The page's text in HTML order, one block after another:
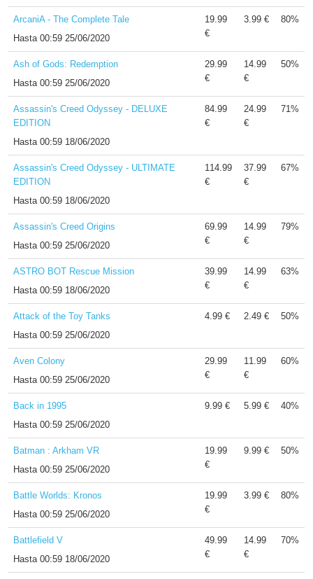
ArcaniA - The Complete Tale
Hasta00:59 25/06/2020
19.99
€
3.99 € 80%
Ash of Gods: Redemption
Hasta00:59 25/06/2020
29.99
€
14.99
€
50%
Assassin's Creed Odyssey - DELUXE
EDITION
Hasta00:59 18/06/2020
84.99
€
24.99
€
71%
Assassin's Creed Odyssey - ULTIMATE
EDITION
Hasta00:59 18/06/2020
114.99
€
37.99
€
67%
Assassin's Creed Origins
Hasta00:59 25/06/2020
69.99
€
14.99
€
79%
ASTRO BOT Rescue Mission
Hasta00:59 18/06/2020
39.99
€
14.99
€
63%
Attack of the Toy Tanks
Hasta00:59 25/06/2020
4.99 € 2.49 € 50%
Aven Colony
Hasta00:59 25/06/2020
29.99
€
11.99
€
60%
Back in 1995
Hasta00:59 25/06/2020
9.99 € 5.99 € 40%
Batman : Arkham VR
Hasta00:59 25/06/2020
19.99
€
9.99 € 50%
Battle Worlds: Kronos
Hasta00:59 25/06/2020
19.99
€
3.99 € 80%
Battlefield V
Hasta00:59 18/06/2020
49.99
€
14.99
€
70%